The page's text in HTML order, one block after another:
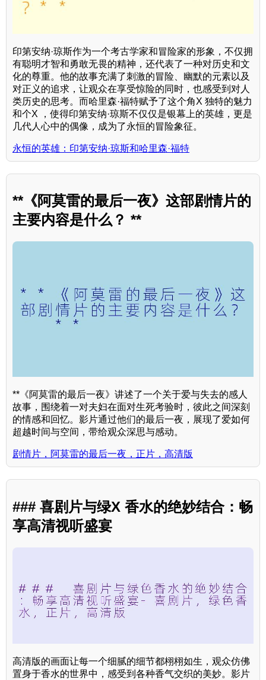
印第安纳·琼斯作为一个考古学家和冒险家的形象，不仅拥
有聪明才智和勇敢无畏的精神，还代表了一种对历史和文
化的尊重。他的故事充满了刺激的冒险、幽默的元素以及
对正义的追求，让观众在享受惊险的同时，也感受到对人
类历史的思考。而哈里森·福特赋予了这个角X 独特的魅力
和个X ，使得印第安纳·琼斯不仅仅是银幕上的英雄，更是
几代人心中的偶像，成为了永恒的冒险象征。
永恒的英雄：印第安纳·琼斯和哈里森·福特
**《阿莫雷的最后一夜》这部剧情片的
主要内容是什么？ **
**《阿莫雷的最后一夜》讲述了一个关于爱与失去的感人
故事，围绕着一对夫妇在面对生死考验时，彼此之间深刻
的情感和回忆。影片通过他们的最后一夜，展现了爱如何
超越时间与空间，带给观众深思与感动。
剧情片，阿莫雷的最后一夜，正片，高清版
### 喜剧片与绿X 香水的绝妙结合：畅
享高清视听盛宴
高清版的画面让每一个细腻的细节都栩栩如生，观众仿佛
置身于香水的世界中，感受到各种香气交织的美妙。影片